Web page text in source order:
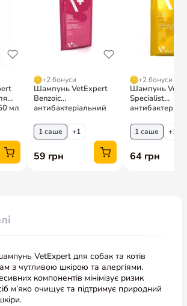
VetExpert для собак та котів
з чутливою шкірою та алергіями.
компонентів мінімізує ризик
м’яко очищує та підтримує природний